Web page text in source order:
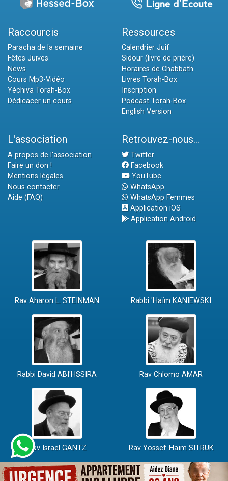
Raccourcis
Paracha de la semaine
Fêtes Juives
News
Cours Mp3-Vidéo
Yéchiva Torah-Box
Dédicacer un cours
Ressources
Calendrier Juif
Sidour (livre de prière)
Horaires de Chabbath
Livres Torah-Box
Inscription
Podcast Torah-Box
English Version
L'association
A propos de l'association
Faire un don !
Mentions légales
Nous contacter
Aide (FAQ)
Retrouvez-nous...
Twitter
Facebook
YouTube
WhatsApp
WhatsApp Femmes
Application iOS
Application Android
Rav Aharon L. STEINMAN Rabbi 'Haïm KANIEWSKI
Rabbi David ABI'HSSIRA Rav Chlomo AMAR
Rav Israël GANTZ Rav Yossef-Haïm SITRUK